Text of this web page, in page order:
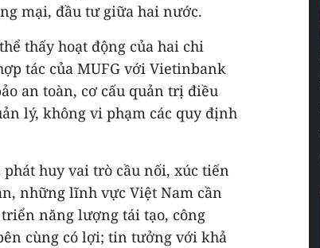
mại, đầu tư giữa hai nước.
thấy hoạt động của hai chi
tác của MUFG với Vietinbank
an toàn, cơ cấu quản trị điều
lý, không vi phạm các quy định
huy vai trò cầu nối, xúc tiến
những lĩnh vực Việt Nam cần
năng lượng tái tạo, công
cùng có lợi; tin tưởng với khả